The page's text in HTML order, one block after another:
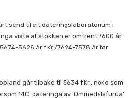
send til eit dateringslaboratorium i
viste at stokken er omtrent 7600 år
5628 år f.Kr./7624-7578 år før
går tilbake til 5634 f.Kr., noko som
14C-dateringa av ’Ommedalsfurua’